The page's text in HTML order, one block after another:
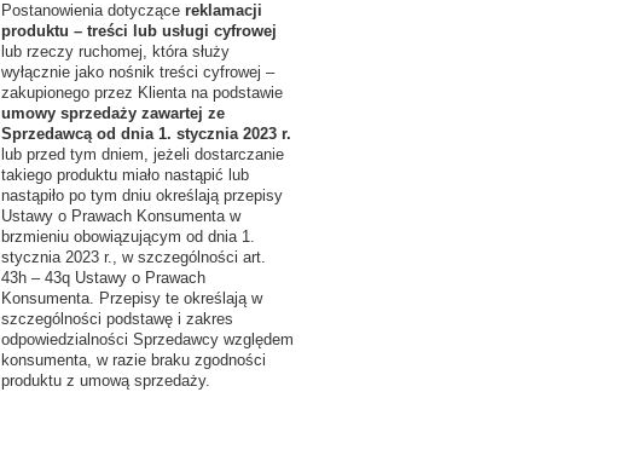
Postanowienia dotyczące reklamacji
produktu – treści lub usługi cyfrowej
lub rzeczy ruchomej, która służy
wyłącznie jako nośnik treści cyfrowej –
zakupionego przez Klienta na podstawie
umowy sprzedaży zawartej ze
Sprzedawcą od dnia 1. stycznia 2023 r.
lub przed tym dniem, jeżeli dostarczanie
takiego produktu miało nastąpić lub
nastąpiło po tym dniu określają przepisy
Ustawy o Prawach Konsumenta w
brzmieniu obowiązującym od dnia 1.
stycznia 2023 r., w szczególności art.
43h – 43q Ustawy o Prawach
Konsumenta. Przepisy te określają w
szczególności podstawę i zakres
odpowiedzialności Sprzedawcy względem
konsumenta, w razie braku zgodności
produktu z umową sprzedaży.